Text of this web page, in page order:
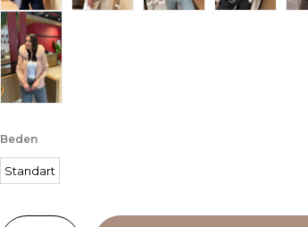
Beden
Standart